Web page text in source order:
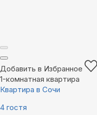
Добавить в Избранное
1-комнатная квартира
Квартира в Сочи
4 гостя